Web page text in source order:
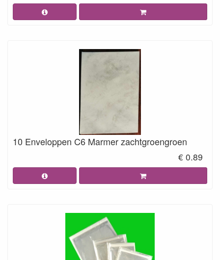
10 Enveloppen C6 Marmer zachtgroengroen
€ 0.89